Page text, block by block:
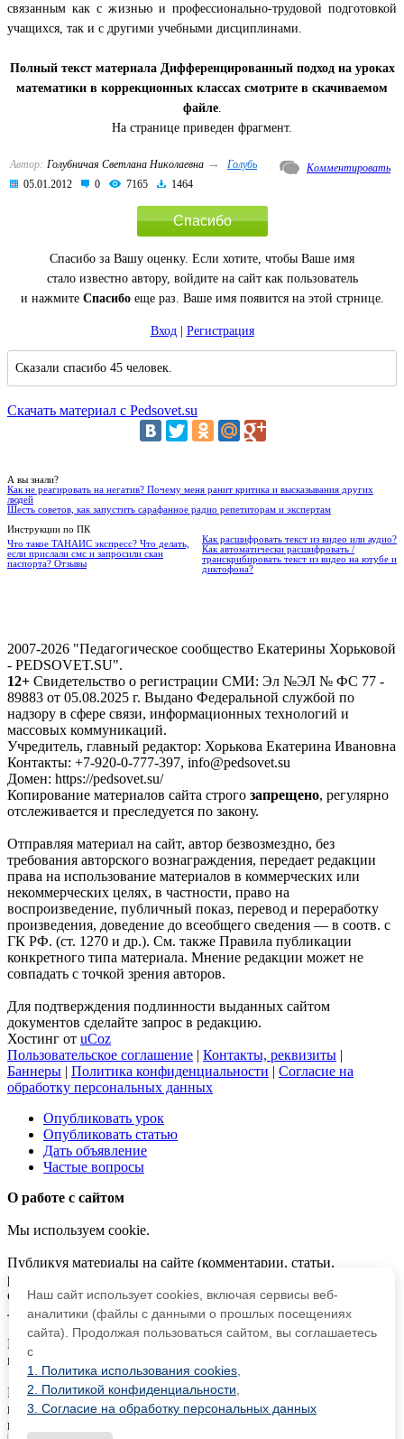
связанным как с жизнью и профессионально-трудовой подготовкой
учащихся, так и с другими учебными дисциплинами.
Полный текст материала Дифференцированный подход на уроках
математики в коррекционных классах смотрите в скачиваемом
файле.
На странице приведен фрагмент.
Автор: Голубничая Светлана Николаевна →
Голубь
05.01.2012
0 7165 1464
Комментировать
Спасибо
Спасибо за Вашу оценку. Если хотите, чтобы Ваше имя
стало известно автору, войдите на сайт как пользователь
и нажмите Спасибоеще раз. Ваше имя появится на этой стрнице.
Вход| Регистрация
Сказали спасибо 45 человек.
Скачать материал с Pedsovet.su
А вы знали?
Как не реагировать на негатив? Почему меня ранит критика и высказывания других
людей
Шесть советов, как запустить сарафанное радио репетиторам и экспертам
Инструкции по ПК
Что такое ТАНАИС экспресс? Что делать,
если прислали смс и запросили скан
паспорта? Отзывы
Как расшифровать текст из видео или аудио?
Как автоматически расшифровать /
транскрибировать текст из видео на ютубе и
диктофона?
2007-2026 "Педагогическое сообщество Екатерины Хорьковой
- PEDSOVET.SU".
12+ Свидетельство о регистрации СМИ: Эл №ЭЛ № ФС 77 -
89883 от 05.08.2025 г. Выдано Федеральной службой по
надзору в сфере связи, информационных технологий и
массовых коммуникаций.
Учредитель, главный редактор: Хорькова Екатерина Ивановна
Контакты: +7-920-0-777-397, info@pedsovet.su
Домен: https://pedsovet.su/
Копирование материалов сайта строго запрещено, регулярно
отслеживается и преследуется по закону.
Отправляя материал на сайт, автор безвозмездно, без
требования авторского вознаграждения, передает редакции
права на использование материалов в коммерческих или
некоммерческих целях, в частности, право на
воспроизведение, публичный показ, перевод и переработку
произведения, доведение до всеобщего сведения — в соотв. с
ГК РФ. (ст. 1270 и др.). См. также Правила публикации
конкретного типа материала. Мнение редакции может не
совпадать с точкой зрения авторов.
Для подтверждения подлинности выданных сайтом
документов сделайте запрос в редакцию.
Хостинг от uCoz
Пользовательское соглашение | Контакты, реквизиты |
Баннеры | Политика конфиденциальности | Согласие на
обработку персональных данных
Опубликовать урок
Опубликовать статью
Дать объявление
Частые вопросы
О работе с сайтом
Мы используем cookie.
Публикуя материалы на сайте (комментарии, статьи,
разработки и др.), пользователи берут на себя всю
ответственность за содержание материалов и разрешение
любых спорных вопросов с третьми лицами.
При этом редакция сайта готова оказывать всяческую
поддержку как в публикации, так и других вопросах.
Если вы обнаружили, что на нашем сайте незаконно
используются материалы,сообщите администратору
материалы будут удалены.
Наш сайт использует cookies, включая сервисы веб-
аналитики (файлы с данными о прошлых посещениях
сайта). Продолжая пользоваться сайтом, вы соглашаетесь
с
1. Политика использования cookies
2. Политикой конфиденциальности
3. Согласие на обработку персональных данных